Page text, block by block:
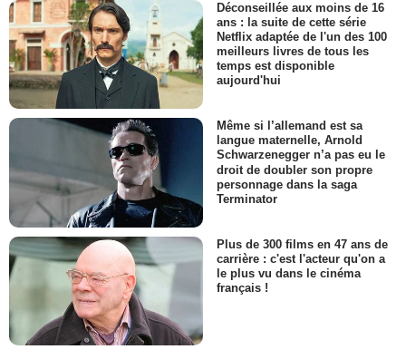
Déconseillée aux moins de 16
ans : la suite de cette série
Netflix adaptée de l'un des 100
meilleurs livres de tous les
temps est disponible
aujourd'hui
Même si l’allemand est sa
langue maternelle, Arnold
Schwarzenegger n’a pas eu le
droit de doubler son propre
personnage dans la saga
Terminator
Plus de 300 films en 47 ans de
carrière : c'est l'acteur qu'on a
le plus vu dans le cinéma
français !